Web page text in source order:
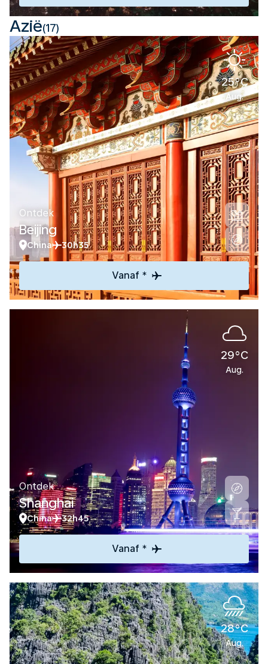
Azië(17)
25°C
Aug.
Ontdek
Beijing
China 30h35
Vanaf *
29°C
Aug.
Ontdek
Shanghai
China 32h45
Vanaf *
28°C
Aug.